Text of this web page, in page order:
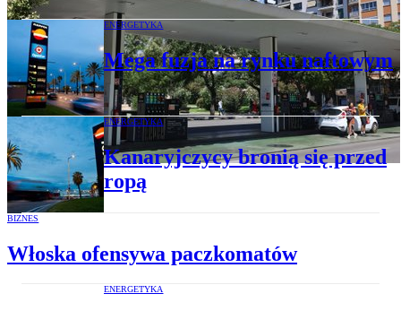
ENERGETYKA
Mega fuzja na rynku naftowym
ENERGETYKA
Kanaryjczycy bronią się przed
ropą
BIZNES
Włoska ofensywa paczkomatów
ENERGETYKA